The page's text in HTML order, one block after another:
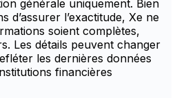
générale uniquement. Bien
d’assurer l’exactitude, Xe ne
soient complètes,
Les détails peuvent changer
les dernières données
financières